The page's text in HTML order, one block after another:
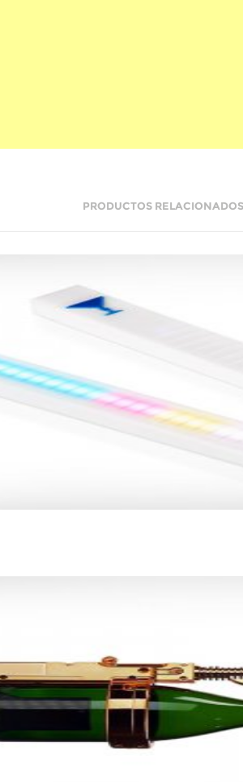
PRODUCTOS RELACIONADOS